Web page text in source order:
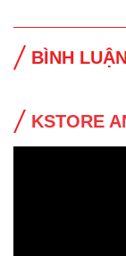
BÌNH LUẬN
KSTORE